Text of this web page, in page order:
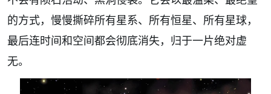
的方式，慢慢撕碎所有星系、所有恒星、所有星球，
最后连时间和空间都会彻底消失，归于一片绝对虚
无。